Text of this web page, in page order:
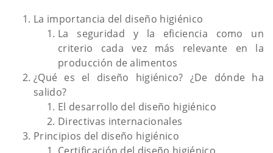
La importancia del diseño higiénico
La seguridad y la eficiencia como un
criterio cada vez más relevante en la
producción de alimentos
¿Qué es el diseño higiénico? ¿De dónde ha
salido?
El desarrollo del diseño higiénico
Directivas internacionales
Principios del diseño higiénico